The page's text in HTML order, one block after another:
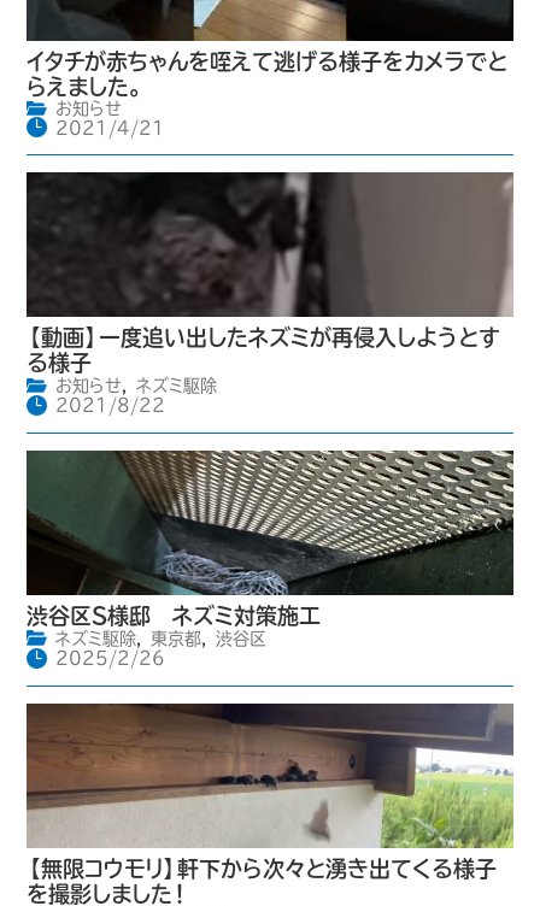
イタチが赤ちゃんを咥えて逃げる様子をカメラでと
らえました。
お知らせ
2021/4/21
【動画】一度追い出したネズミが再侵入しようとす
る様子
お知らせ,
ネズミ駆除
2021/8/22
渋谷区S様邸 ネズミ対策施工
ネズミ駆除, 東京都,
渋谷区
2025/2/26
【無限コウモリ】軒下から次々と湧き出てくる様子
を撮影しました！